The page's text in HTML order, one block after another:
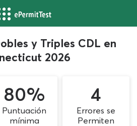
y Triples CDL en
2026
80%
Puntuación
mínima
4
Errores se
Permiten